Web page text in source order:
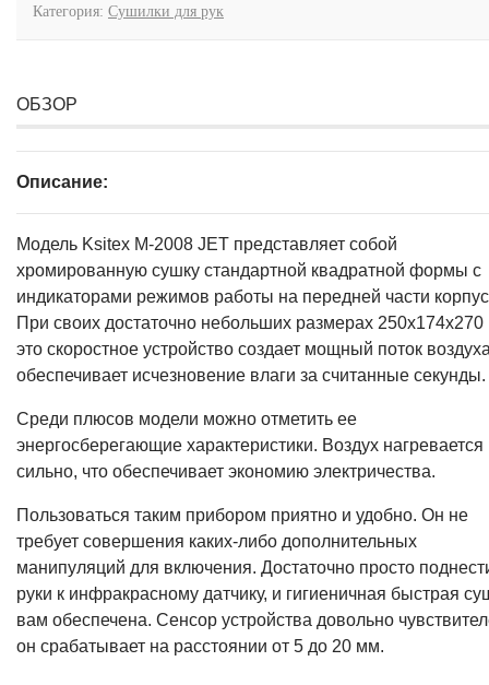
Категория: Сушилки для рук
ОБЗОР
Описание:
Модель Ksitex M-2008 JET представляет собой
хромированную сушку стандартной квадратной формы с
индикаторами режимов работы на передней части
При своих достаточно небольших размерах
это скоростное устройство создает мощный поток
обеспечивает исчезновение влаги за считанные секунды.
Среди плюсов модели можно отметить ее
энергосберегающие характеристики. Воздух нагревается
сильно, что обеспечивает экономию электричества.
Пользоваться таким прибором приятно и удобно. Он не
требует совершения каких-либо дополнительных
манипуляций для включения. Достаточно просто
руки к инфракрасному датчику, и гигиеничная быстрая
вам обеспечена. Сенсор устройства довольно
он срабатывает на расстоянии от 5 до 20 мм.